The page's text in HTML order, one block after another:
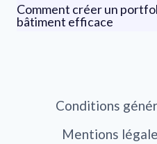
Comment créer un
bâtiment efficace
Conditions
Mentions